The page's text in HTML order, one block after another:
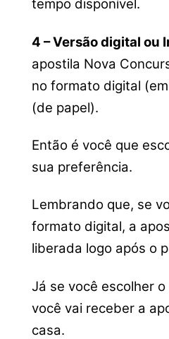
tempo disponível.
4 – Versão digital ou
apostila Nova
no formato digital
(de papel).
Então é você que
sua preferência.
Lembrando que, se
formato digital, a
liberada logo após o
Já se você escolher
você vai receber a
casa.